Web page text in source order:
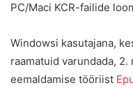
PC/Maci KCR-failide
Windowsi kasutajana,
raamatuid varundada,
eemaldamise tööriist